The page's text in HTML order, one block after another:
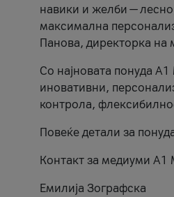
навики и желби —
максимална
Панова, директорка на
Со најновата понуда
иновативни,
контрола,
Повеќе детали за
Контакт за медиуми А1
Емилија Зографска